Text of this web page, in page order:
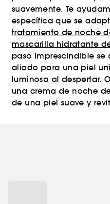
suavemente. Te
específica que se
tratamiento de noche
mascarilla hidratante
paso imprescindible se
aliado para una piel
luminosa al despertar.
una crema de noche
de una piel suave y